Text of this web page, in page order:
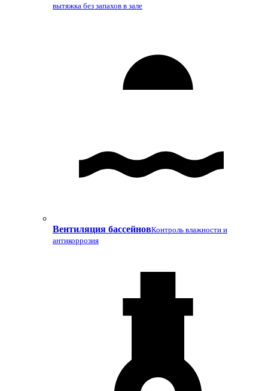
вытяжка без запахов в зале
Вентиляция бассейновКонтроль влажности и
антикоррозия